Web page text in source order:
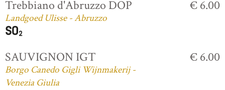
Trebbiano d'Abruzzo DOP
Landgoed Ulisse - Abruzzo
€ 6.00
SAUVIGNON IGT
Borgo Canedo Gigli Wijnmakerij -
Venezia Giulia
€ 6.00